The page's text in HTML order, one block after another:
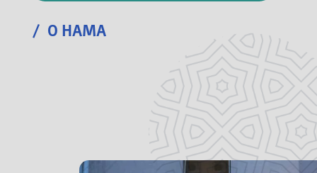
/ О НАМА
Капетан Мишина 6а, Београд
Радним данима и суботом од 09-22ч.